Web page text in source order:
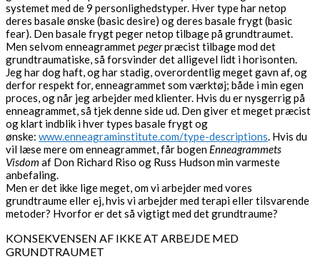
systemet med de 9 personlighedstyper. Hver type har netop
deres basale ønske (basic desire) og deres basale frygt (basic
fear). Den basale frygt peger netop tilbage på grundtraumet.
Men selvom enneagrammetpegerpræcist tilbage mod det
grundtraumatiske, så forsvinder det alligevel lidt i horisonten.
Jeg har dog haft, og har stadig, overordentlig meget gavn af, og
derfor respekt for, enneagrammet som værktøj; både i min egen
proces, og når jeg arbejder med klienter. Hvis du er nysgerrig på
enneagrammet, så tjek denne side ud. Den giver et meget præcist
og klart indblik i hver types basale frygt og
ønske: www.enneagraminstitute.com/type-descriptions. Hvis du
vil læse mere om enneagrammet, får bogen Enneagrammets
Visdom af Don Richard Riso og Russ Hudson min varmeste
anbefaling.
Men er det ikke lige meget, om vi arbejder med vores
grundtraume eller ej, hvis vi arbejder med terapi eller tilsvarende
metoder? Hvorfor er det så vigtigt med det grundtraume?
KONSEKVENSEN AF IKKE AT ARBEJDE MED
GRUNDTRAUMET